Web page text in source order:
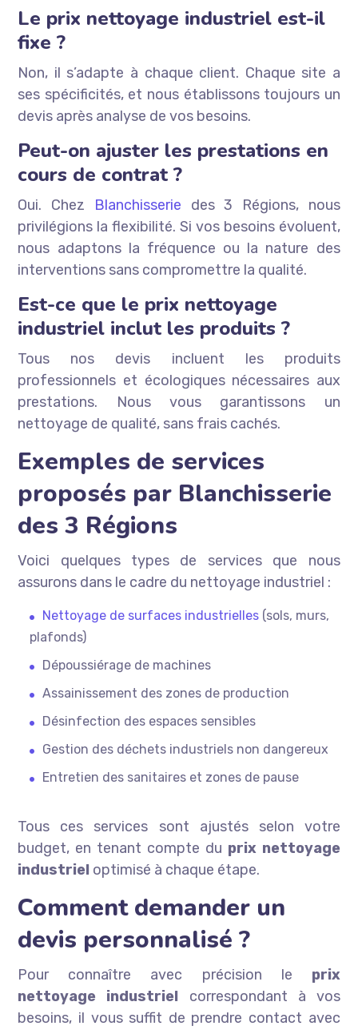
Le prix nettoyage industriel est-il
fixe ?
Non, il s’adapte à chaque client. Chaque site a
ses spécificités, et nous établissons toujours un
devis après analyse de vos besoins.
Peut-on ajuster les prestations en
cours de contrat ?
Oui. Chez Blanchisserie des 3 Régions, nous
privilégions la flexibilité. Si vos besoins évoluent,
nous adaptons la fréquence ou la nature des
interventions sans compromettre la qualité.
Est-ce que le prix nettoyage
industriel inclut les produits ?
Tous nos devis incluent les produits
professionnels et écologiques nécessaires aux
prestations. Nous vous garantissons un
nettoyage de qualité, sans frais cachés.
Exemples de services
proposés par Blanchisserie
des 3 Régions
Voici quelques types de services que nous
assurons dans le cadre du nettoyage industriel :
Nettoyage de surfaces industrielles (sols, murs,
plafonds)
Dépoussiérage de machines
Assainissement des zones de production
Désinfection des espaces sensibles
Gestion des déchets industriels non dangereux
Entretien des sanitaires et zones de pause
Tous ces services sont ajustés selon votre
budget, en tenant compte du prix nettoyage
industriel optimisé à chaque étape.
Comment demander un
devis personnalisé ?
Pour connaître avec précision le prix
nettoyage industriel correspondant à vos
besoins, il vous suffit de prendre contact avec